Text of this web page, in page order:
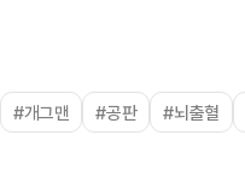
#개그맨 #공판 #뇌출혈